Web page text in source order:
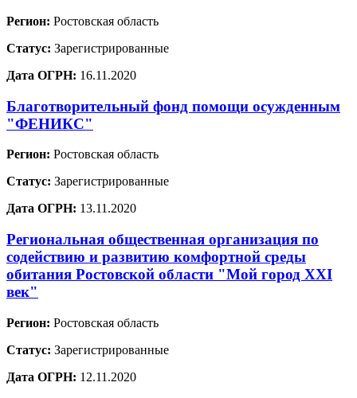
Регион: Ростовская область
Статус: Зарегистрированные
Дата ОГРН: 16.11.2020
Благотворительный фонд помощи осужденным
"ФЕНИКС"
Регион: Ростовская область
Статус: Зарегистрированные
Дата ОГРН: 13.11.2020
Региональная общественная организация по
содействию и развитию комфортной среды
обитания Ростовской области "Мой город XXI
век"
Регион: Ростовская область
Статус: Зарегистрированные
Дата ОГРН: 12.11.2020